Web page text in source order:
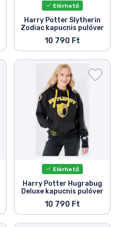
Elérhető
Harry Potter Slytherin
Zodiac kapucnis pulóver
10 790 Ft
Elérhető
Harry Potter Hugrabug
Deluxe kapucnis pulóver
10 790 Ft